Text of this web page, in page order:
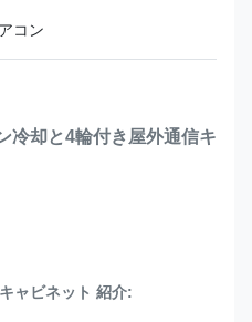
コン
冷却と4輪付き屋外通信キ
ャビネット 紹介: